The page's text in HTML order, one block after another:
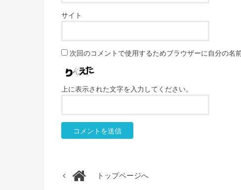
サイト
次回のコメントで使用するためブラウザーに自分の名
上に表示された文字を入力してください。
トップページへ